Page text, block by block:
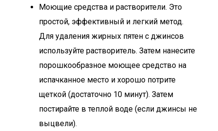
Моющие средства и растворители. Это
простой, эффективный и легкий метод.
Для удаления жирных пятен с джинсов
используйте растворитель. Затем нанесите
порошкообразное моющее средство на
испачканное место и хорошо потрите
щеткой (достаточно 10 минут). Затем
постирайте в теплой воде (если джинсы не
выцвели).